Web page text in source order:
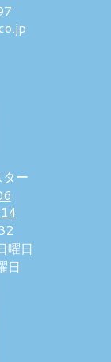
ー
曜日
日